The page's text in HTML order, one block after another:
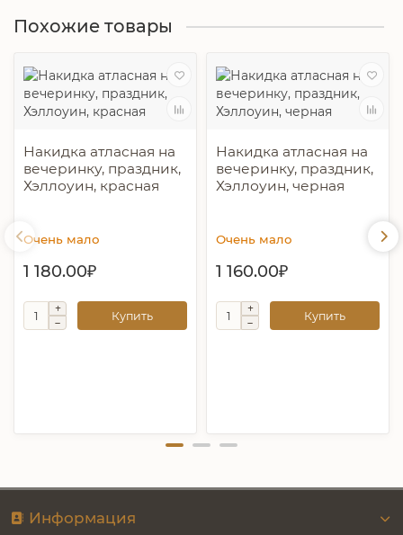
Похожие товары
Накидка атласная на
вечеринку, праздник,
Хэллоуин, красная
Очень мало
1 180.00₽
Купить
Накидка атласная на
вечеринку, праздник,
Хэллоуин, черная
Очень мало
1 160.00₽
Купить
Информация